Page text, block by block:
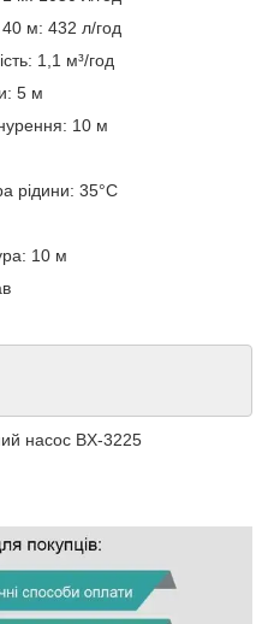
40 м: 432 л/год
1,1 м³/год
5 м
10 м
рідини: 35°C
10 м
насос BX-3225